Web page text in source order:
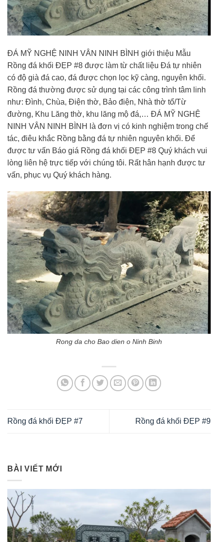
ĐÁ MỸ NGHỆ NINH VÂN NINH BÌNH giới thiệu Mẫu
Rồng đá khối ĐẸP #8 được làm từ chất liệu Đá tự nhiên
có độ già đá cao, đá được chọn lọc kỹ càng, nguyên khối.
Rồng đá thường được sử dụng tại các công trình tâm linh
như: Đình, Chùa, Điện thờ, Bảo điện, Nhà thờ tổ/Từ
đường, Khu Lăng thờ, khu lăng mộ đá,… ĐÁ MỸ NGHỆ
NINH VÂN NINH BÌNH là đơn vị có kinh nghiệm trong chế
tác, điêu khắc Rồng bằng đá tự nhiên nguyên khối. Để
được tư vấn Báo giá Rồng đá khối ĐẸP #8 Quý khách vui
lòng liên hệ trực tiếp với chúng tôi. Rất hân hạnh được tư
vấn, phục vụ Quý khách hàng.
Rong da cho Bao dien o Ninh Binh
Rồng đá khối ĐẸP #7 Rồng đá khối ĐẸP #9
BÀI VIẾT MỚI